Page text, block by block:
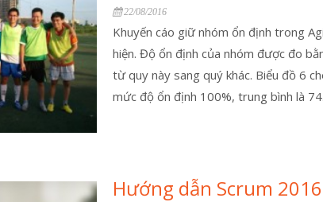
22/08/2016
Khuyến cáo giữ nhóm ổn định trong
hiện. Độ ổn định của nhóm được đo
từ quy này sang quý khác. Biểu đồ 6
mức độ ổn định 100%, trung bình là
Hướng dẫn Scrum